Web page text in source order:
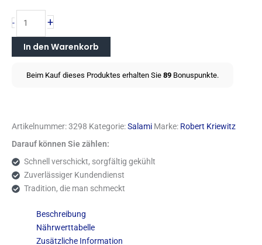
- +
In den Warenkorb
Beim Kauf dieses Produktes erhalten Sie 89 Bonuspunkte.
Artikelnummer:3298 Kategorie:Salami Marke: Robert Kriewitz
Darauf können Sie zählen:
Schnell verschickt, sorgfältig gekühlt
Zuverlässiger Kundendienst
Tradition, die man schmeckt
Beschreibung
Nährwerttabelle
Zusätzliche Information